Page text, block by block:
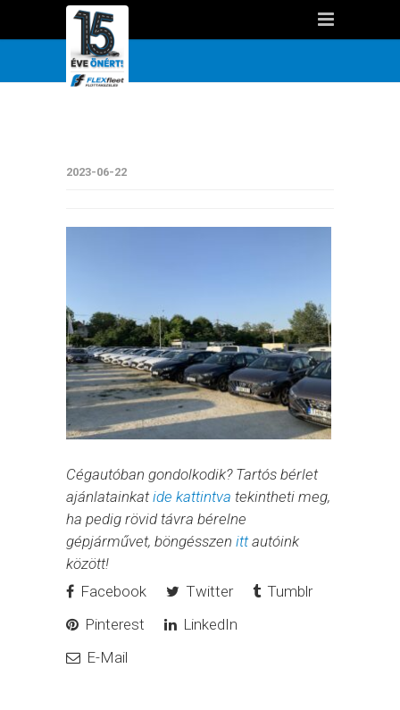
2023-06-22
Cégautóban gondolkodik? Tartós bérlet
ajánlatainkatide kattintva tekintheti meg,
ha pedig rövid távra bérelne
gépjárművet, böngésszen ittautóink
között!
Facebook
Twitter
Tumblr
Pinterest
LinkedIn
E-Mail